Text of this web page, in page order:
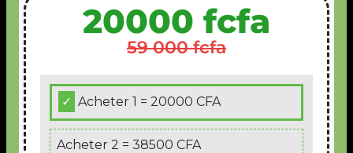
20000 fcfa
59 000 fcfa
Acheter 1 = 20000 CFA
Acheter 2 = 38500 CFA